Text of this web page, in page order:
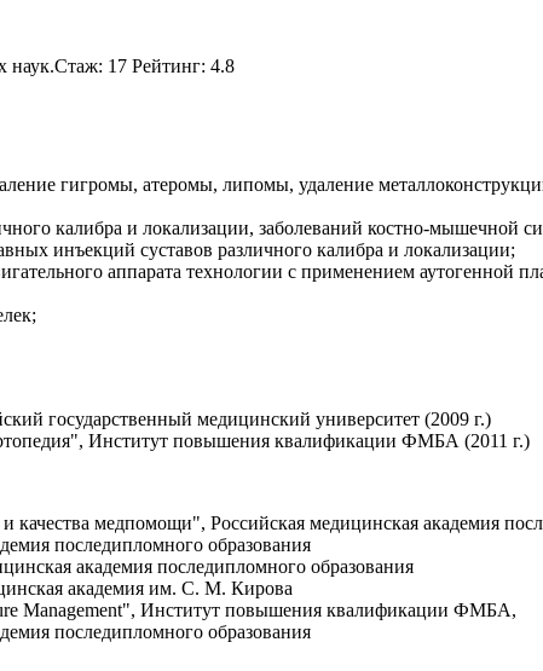
наук.Стаж: 17 Рейтинг: 4.8
гигромы, атеромы, липомы, удаление
калибра и локализации, заболеваний костно-мышечной
инъекций суставов различного калибра и локализации;
аппарата технологии с применением аутогенной
государственный медицинский университет (2009 г.)
Институт повышения квалификации ФМБА (2011 г.)
качества медпомощи", Российская медицинская академия
последипломного образования
академия последипломного образования
академия им. С. М. Кирова
Management", Институт повышения квалификации ФМБА,
последипломного образования